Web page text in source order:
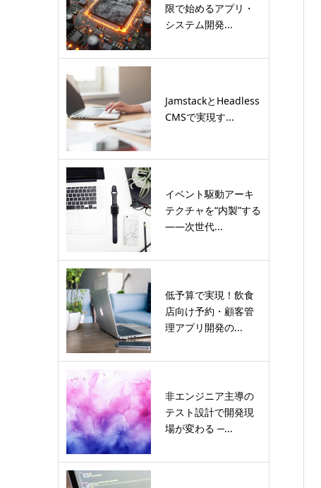
限で始めるアプリ・
システム開発...
JamstackとHeadless
CMSで実現す...
イベント駆動アーキ
テクチャを“内製”する
――次世代...
低予算で実現！飲食
店向け予約・顧客管
理アプリ開発の...
非エンジニア主導の
テスト設計で開発現
場が変わる ─...